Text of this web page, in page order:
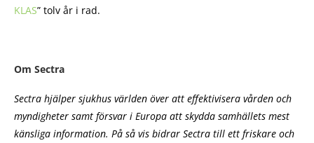
KLAS” tolv år i rad.
Om Sectra
Sectra hjälper sjukhus världen över att effektivisera vården och
myndigheter samt försvar i Europa att skydda samhällets mest
känsliga information. På så vis bidrar Sectra till ett friskare och